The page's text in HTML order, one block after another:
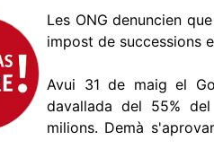
Les ONG denuncien
impost de successions
Avui 31 de maig el
davallada del 55%
milions. Demà